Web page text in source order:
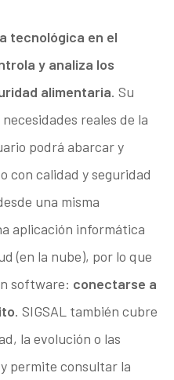
tecnológica en el
y analiza los
alimentaria. Su
reales de la
podrá abarcar y
con calidad y seguridad
una misma
aplicación informática
(en la nube), por lo que
software: conectarse a
. SIGSAL también cubre
la evolución o las
permite consultar la